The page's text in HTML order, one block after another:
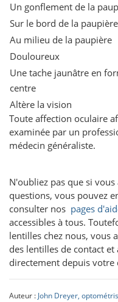
Un gonflement de la
Sur le bord de la paupière
Au milieu de la paupière
Douloureux
Une tache jaunâtre en
centre
Altère la vision
Toute affection oculaire
examinée par un
médecin généraliste.
N'oubliez pas que si
questions, vous pouvez
consulter nos pages
accessibles à tous.
lentilles chez nous, vous
des lentilles de contact
directement depuis votre
Auteur : John Dreyer,